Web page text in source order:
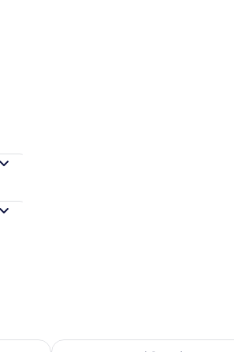
14일 ~ 8월 16일
다음 주말 예약 가능 여부 확인, 8